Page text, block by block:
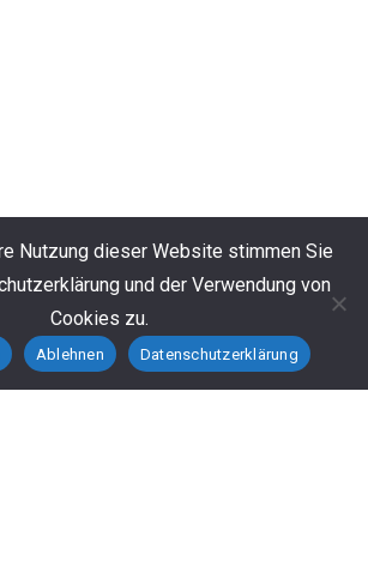
Nutzung dieser Website stimmen Sie
und der Verwendung von
Cookies zu.
Ablehnen Datenschutzerklärung